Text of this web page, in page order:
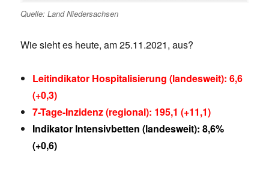
Quelle: Land Niedersachsen
Wie sieht es heute, am 25.11.2021, aus?
Leitindikator Hospitalisierung (landesweit): 6,6
(+0,3)
7-Tage-Inzidenz (regional): 195,1 (+11,1)
Indikator Intensivbetten (landesweit): 8,6%
(+0,6)